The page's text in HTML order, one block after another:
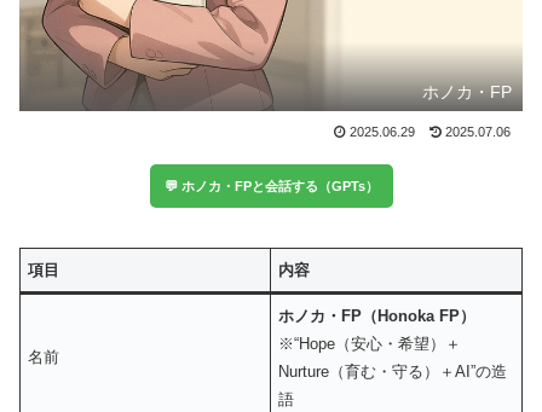
ホノカ・FP
2025.06.29 2025.07.06
💬 ホノカ・FPと会話する（GPTs）
項目 内容
名前
ホノカ・FP（Honoka FP）
※“Hope（安心・希望）＋
Nurture（育む・守る）＋AI”の造
語